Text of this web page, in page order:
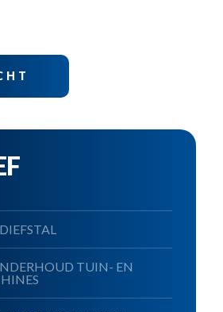
TUIN- EN